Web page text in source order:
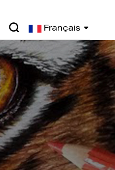
Français